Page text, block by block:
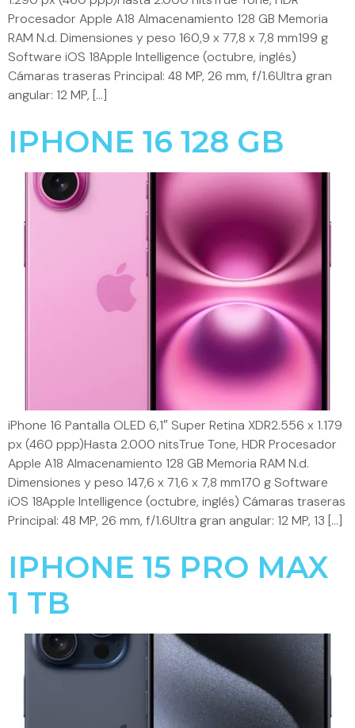
Procesador Apple A18 Almacenamiento 128 GB Memoria
RAM N.d. Dimensiones y peso 160,9 x 77,8 x 7,8 mm199 g
Software iOS 18Apple Intelligence (octubre, inglés)
Cámaras traseras Principal: 48 MP, 26 mm, f/1.6Ultra gran
angular: 12 MP, […]
IPHONE 16 128 GB
iPhone 16 Pantalla OLED 6,1″ Super Retina XDR2.556 x 1.179
px (460 ppp)Hasta 2.000 nitsTrue Tone, HDR Procesador
Apple A18 Almacenamiento 128 GB Memoria RAM N.d.
Dimensiones y peso 147,6 x 71,6 x 7,8 mm170 g Software
iOS 18Apple Intelligence (octubre, inglés) Cámaras traseras
Principal: 48 MP, 26 mm, f/1.6Ultra gran angular: 12 MP, 13 […]
IPHONE 15 PRO MAX
1 TB